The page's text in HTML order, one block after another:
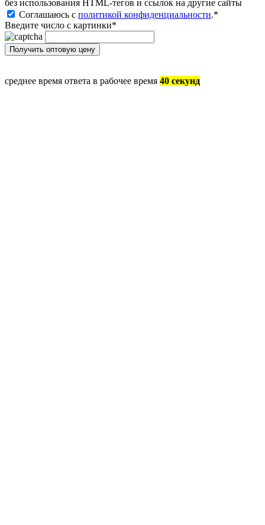
без иcпользования HTML-тегов и ссылок на другие сайты
Соглашаюсь с политикой конфиденциальности.*
Введите число с картинки*
среднее время ответа в рабочее время 40 секунд